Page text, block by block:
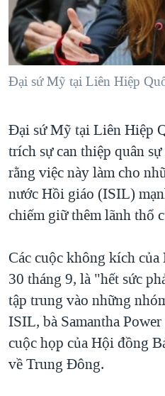
"Tìm"NGƯỜI VIỆT HẢI NGOẠI
ĐỜI SỐNG
KINH TẾ
KHOA HỌC
THỂ THAO
GIÁO DỤC
TẠI
HÀNH TRÌNH BẦU CỬ 2024
MỘT NĂM CHIẾN TRANH
GIẢI MÃ VÀNH ĐAI & CON
TRỊNH VĨNH BÌNH - NGƯỜI
GROUND ZERO – XƯA VÀ
CHI PHÍ CHIẾN TRANH
CÁC GIÁ TRỊ CỘNG HÒA Ở
TRỊNH VĨNH BÌNH VS.
NGƯ DÂN VIỆT VÀ LÀN
BÊN KIA QUỐC LỘ: TIẾNG
QUAN HỆ VIỆT MỸ
VIDEO
NGHE
MẠNG XÃ HỘI
Ngôn ngữ khác
Đại sứ Mỹ tại Liên Hiệp
Đại sứ Mỹ tại Liên Hiệp
trích sự can thiệp quân
rằng việc này làm cho
nước Hồi giáo (ISIL)
chiếm giữ thêm lãnh thổ
Các cuộc không kích
30 tháng 9, là "hết sức
tập trung vào những
ISIL, bà Samantha
cuộc họp của Hội đồng
về Trung Đông.